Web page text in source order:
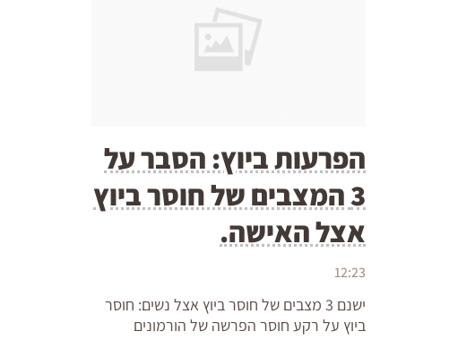
הפרעות ביוץ: הסבר על
3 המצבים של חוסר ביוץ
אצל האישה.
12:23
ישנם 3 מצבים של חוסר ביוץ אצל נשים: חוסר
ביוץ על רקע חוסר הפרשה של הורמונים